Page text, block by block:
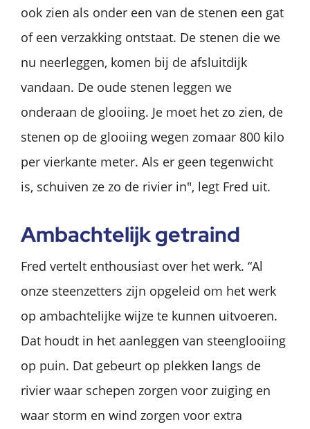
ook zien als onder een van de stenen een gat
of een verzakking ontstaat. De stenen die we
nu neerleggen, komen bij de afsluitdijk
vandaan. De oude stenen leggen we
onderaan de glooiing. Je moet het zo zien, de
stenen op de glooiing wegen zomaar 800 kilo
per vierkante meter. Als er geen tegenwicht
is, schuiven ze zo de rivier in", legt Fred uit.
Ambachtelijk getraind
Fred vertelt enthousiast over het werk. “Al
onze steenzetters zijn opgeleid om het werk
op ambachtelijke wijze te kunnen uitvoeren.
Dat houdt in het aanleggen van steenglooiing
op puin. Dat gebeurt op plekken langs de
rivier waar schepen zorgen voor zuiging en
waar storm en wind zorgen voor extra